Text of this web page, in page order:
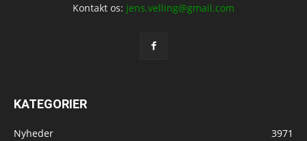
Kontakt os: jens.velling@gmail.com
KATEGORIER
Nyheder
3971